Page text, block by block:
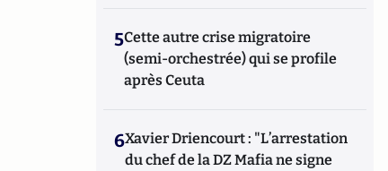
5Cette autre crise migratoire
(semi-orchestrée) qui se profile
après Ceuta
6Xavier Driencourt : "L’arrestation
du chef de la DZ Mafia ne signe